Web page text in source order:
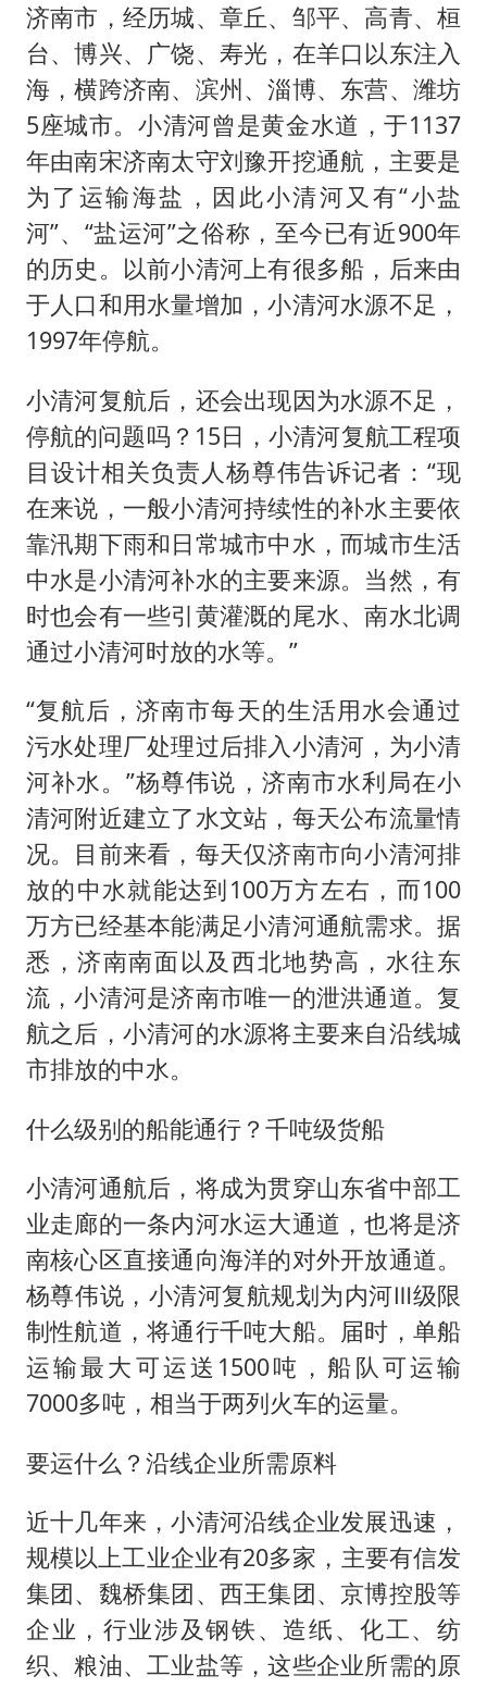
济南市，经历城、章丘、邹平、高青、桓
台、博兴、广饶、寿光，在羊口以东注入
海，横跨济南、滨州、淄博、东营、潍坊
5座城市。小清河曾是黄金水道，于1137
年由南宋济南太守刘豫开挖通航，主要是
为了运输海盐，因此小清河又有“小盐
河”、“盐运河”之俗称，至今已有近900年
的历史。以前小清河上有很多船，后来由
于人口和用水量增加，小清河水源不足，
1997年停航。
小清河复航后，还会出现因为水源不足，
停航的问题吗？15日，小清河复航工程项
目设计相关负责人杨尊伟告诉记者：“现
在来说，一般小清河持续性的补水主要依
靠汛期下雨和日常城市中水，而城市生活
中水是小清河补水的主要来源。当然，有
时也会有一些引黄灌溉的尾水、南水北调
通过小清河时放的水等。”
“复航后，济南市每天的生活用水会通过
污水处理厂处理过后排入小清河，为小清
河补水。”杨尊伟说，济南市水利局在小
清河附近建立了水文站，每天公布流量情
况。目前来看，每天仅济南市向小清河排
放的中水就能达到100万方左右，而100
万方已经基本能满足小清河通航需求。据
悉，济南南面以及西北地势高，水往东
流，小清河是济南市唯一的泄洪通道。复
航之后，小清河的水源将主要来自沿线城
市排放的中水。
什么级别的船能通行？千吨级货船
小清河通航后，将成为贯穿山东省中部工
业走廊的一条内河水运大通道，也将是济
南核心区直接通向海洋的对外开放通道。
杨尊伟说，小清河复航规划为内河Ⅲ级限
制性航道，将通行千吨大船。届时，单船
运输最大可运送1500吨，船队可运输
7000多吨，相当于两列火车的运量。
要运什么？沿线企业所需原料
近十几年来，小清河沿线企业发展迅速，
规模以上工业企业有20多家，主要有信发
集团、魏桥集团、西王集团、京博控股等
企业，行业涉及钢铁、造纸、化工、纺
织、粮油、工业盐等，这些企业所需的原